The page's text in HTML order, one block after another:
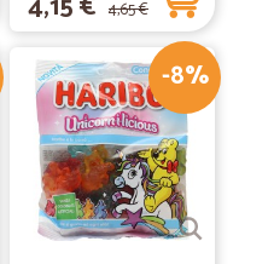
4,65 €
-8%